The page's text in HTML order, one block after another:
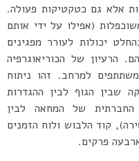
אלא גם כטקטיקות פעולה.
(אפילו על ידי אותם
יכולות לעורר מפגינים
הרעיון של הכוריאוגרפיה
למרחב. זהו ניתוח
שבין הגוף לבין ההגדרות
החברתית של המחאה לבין
קוד הלבוש ולוח הזמנים
פרקים.